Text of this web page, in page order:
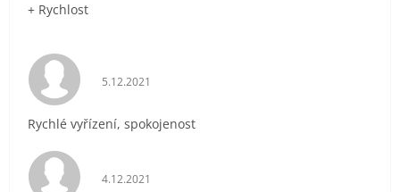
+ Rychlost
Hodnocení obchodu je 5 z 5 hvězdiček.
5.12.2021
Rychlé vyřízení, spokojenost
Hodnocení obchodu je 5 z 5 hvězdiček.
4.12.2021